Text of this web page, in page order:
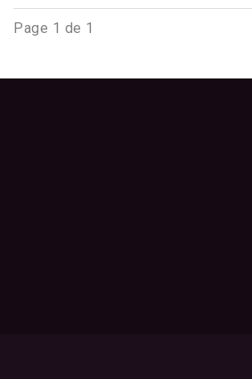
Page 1 de 1